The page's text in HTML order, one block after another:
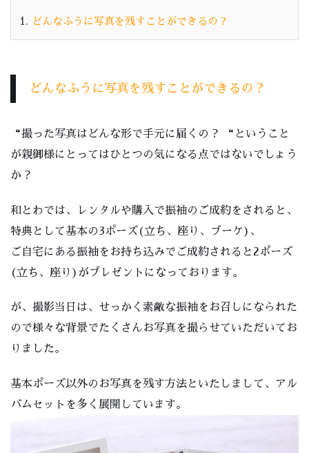
1. どんなふうに写真を残すことができるの？
どんなふうに写真を残すことができるの？
“撮った写真はどんな形で手元に届くの？ “ということ
が親御様にとってはひとつの気になる点ではないでしょう
か？
和とわでは、レンタルや購入で振袖のご成約をされると、
特典として基本の3ポーズ(立ち、座り、ブーケ)、
ご自宅にある振袖をお持ち込みでご成約されると2ポーズ
(立ち、座り)がプレゼントになっております。
が、撮影当日は、せっかく素敵な振袖をお召しになられた
ので様々な背景でたくさんお写真を撮らせていただいてお
りました。
基本ポーズ以外のお写真を残す方法といたしまして、アル
バムセットを多く展開しています。